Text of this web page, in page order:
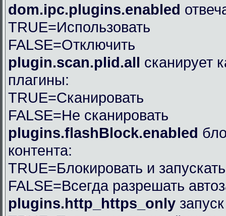
dom.ipc.plugins.enabled
TRUE=Использовать
FALSE=Отключить
plugin.scan.plid.all сканирует
плагины:
TRUE=Сканировать
FALSE=Не сканировать
plugins.flashBlock.enabled
контента:
TRUE=Блокировать и
FALSE=Всегда разрешать
plugins.http_https_only